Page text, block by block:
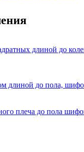
длиной до
длиной до пола,
плеча до пола